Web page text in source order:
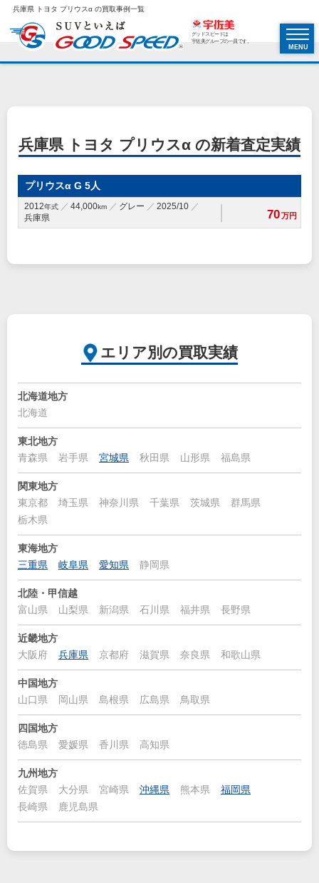
兵庫県 トヨタ プリウスα の買取事例一覧
グッドスピードは
宇佐美グループの一員です。
MENU
兵庫県 トヨタ プリウスα の新着査定実績
プリウスα G 5人
2012年式 44,000km グレー
2025/10
兵庫県
70万円
エリア別の買取実績
北海道地方
北海道
東北地方
青森県
岩手県 宮城県 秋田県 山形県 福島県
関東地方
東京都
埼玉県 神奈川県 千葉県 茨城県
群馬県
栃木県
東海地方
三重県
岐阜県 愛知県 静岡県
北陸・甲信越
富山県
山梨県 新潟県 石川県 福井県 長野県
近畿地方
大阪府
兵庫県 京都府 滋賀県 奈良県 和歌山県
中国地方
山口県
岡山県 島根県 広島県 鳥取県
四国地方
徳島県
愛媛県 香川県 高知県
九州地方
佐賀県
大分県 宮崎県 沖縄県 熊本県
福岡県
長崎県
鹿児島県